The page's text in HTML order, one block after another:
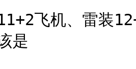
飞机、雷装
是